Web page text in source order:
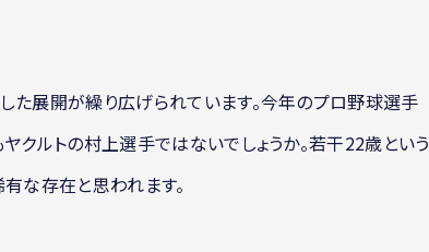
展開が繰り広げられています。今年のプロ野球選手
クルトの村上選手ではないでしょうか。若干22歳という
な存在と思われます。